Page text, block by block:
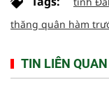
thăng quân hàm
TIN LIÊN QUAN